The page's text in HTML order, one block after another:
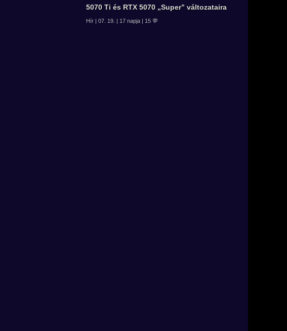
5070 Ti és RTX 5070 „Super” változataira
Hír | 07. 19. | 17 napja | 15 💬